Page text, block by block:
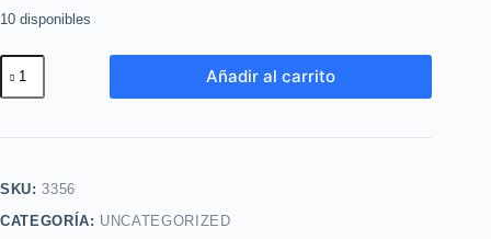
10 disponibles
Labial
Liquido
Love
Pink
Añadir al carrito
SKU:3356
CATEGORÍA: UNCATEGORIZED